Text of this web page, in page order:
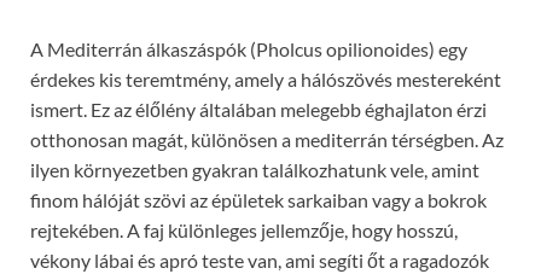
A Mediterrán álkaszáspók (Pholcus opilionoides) egy
érdekes kis teremtmény, amely a hálószövés mestereként
ismert. Ez az élőlény általában melegebb éghajlaton érzi
otthonosan magát, különösen a mediterrán térségben. Az
ilyen környezetben gyakran találkozhatunk vele, amint
finom hálóját szövi az épületek sarkaiban vagy a bokrok
rejtekében. A faj különleges jellemzője, hogy hosszú,
vékony lábai és apró teste van, ami segíti őt a ragadozók